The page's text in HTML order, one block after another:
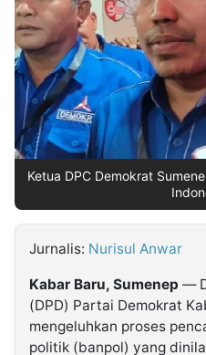
Insight
NTB
Suara
Time
Lens
IDN
Daily
Jogja
Jalan
Rakyat
Idealita
News
Kita
Notice
Dinamikapost.com
Radar
Baru
Seedbacklink
Follow
Kabarbaru
Ketua DPC Demokrat
Jurnalis: Nurisul Anwar
Kabar Baru, Sumenep —
(DPD) Partai Demokrat
mengeluhkan proses
politik (banpol) yang